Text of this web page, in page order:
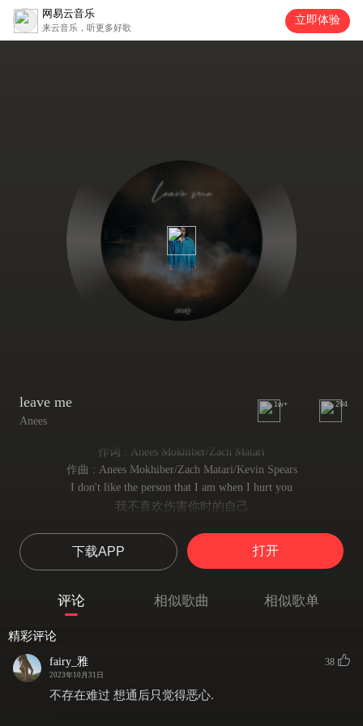
网易云音乐
来云音乐，听更多好歌
立即体验
leave me
Anees
1w+ 294
作词 : Anees Mokhiber/Zach Matari
作曲 : Anees Mokhiber/Zach Matari/Kevin Spears
I don't like the person that I am when I hurt you
我不喜欢伤害你时的自己
那些日子 我总是弃你而去
And I realize I don't deserve you, no I don't deserve you but
我深知自己配不上你 噢 你值得更好的
但我双膝跪地 双手合十 祈求你别离我而去
So I won't blame you if you leave me, leave me cause I
所以我绝不会责怪你 放心离去吧 离我而去 因为我
I made a promise on the day we said vows
下载APP 打开
评论 相似歌曲 相似歌单
精彩评论
fairy_雅
2023年10月31日
38
不存在难过 想通后只觉得恶心.